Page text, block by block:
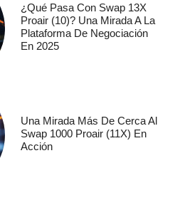
¿Qué Pasa Con Swap 13X
Proair (10)? Una Mirada A La
Plataforma De Negociación
En 2025
Una Mirada Más De Cerca Al
Swap 1000 Proair (11X) En
Acción